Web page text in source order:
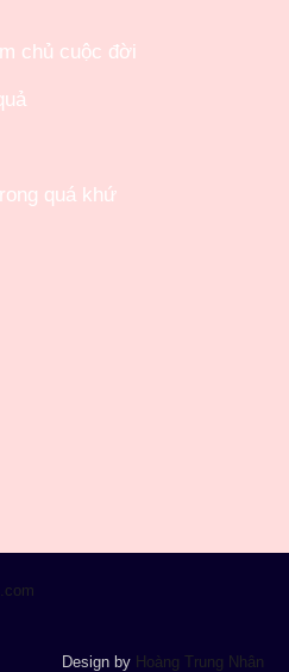
chủ cuộc đời
quá khứ
Design by Hoàng Trung Nhân